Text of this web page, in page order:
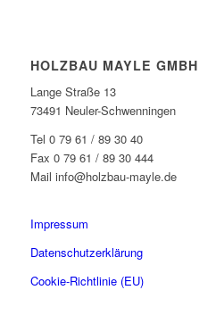
HOLZBAU MAYLE GMBH
Lange Straße 13
73491 Neuler-Schwenningen
Tel 0 79 61 / 89 30 40
Fax 0 79 61 / 89 30 444
Mail info@holzbau-mayle.de
Impressum
Datenschutzerklärung
Cookie-Richtlinie (EU)